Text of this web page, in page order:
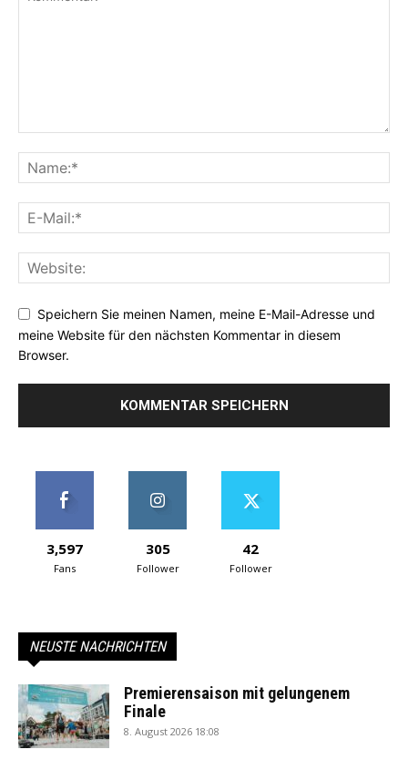
Speichern Sie meinen Namen, meine E-Mail-Adresse und
meine Website für den nächsten Kommentar in diesem
Browser.
3,597
Fans
305
Follower
42
Follower
NEUSTE NACHRICHTEN
Premierensaison mit gelungenem
Finale
8. August 2026 18:08